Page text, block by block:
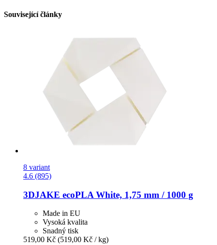
Související články
8 variant
4.6 (895)
3DJAKE ecoPLA White, 1,75 mm / 1000 g
Made in EU
Vysoká kvalita
Snadný tisk
519,00 Kč (519,00 Kč / kg)